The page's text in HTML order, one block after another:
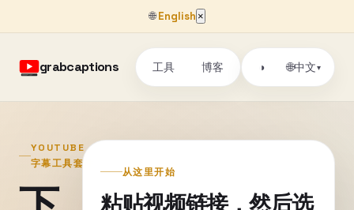
🌐English ×
grabcaptions 工具 博客 ◑ 🌐中文▾
YOUTUBE
字幕工具套件
从这里开始
粘贴视频链接，然后选